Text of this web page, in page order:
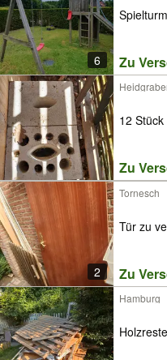
6 Zu
12
Zu
2
Tornesch
Tür zu
Zu
Hamburg